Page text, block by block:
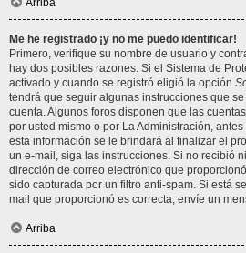
Arriba
Me he registrado ¡y no me puedo identificar!
Primero, verifique su nombre de usuario y
hay dos posibles razones. Si el Sistema de
activado y cuando se registró eligió la opción
tendrá que seguir algunas instrucciones que
cuenta. Algunos foros disponen que las
por usted mismo o por La Administración,
esta información se le brindará al finalizar el
un e-mail, siga las instrucciones. Si no recibió
dirección de correo electrónico que
sido capturada por un filtro anti-spam. Si está
mail que proporcionó es correcta, envíe un
Arriba